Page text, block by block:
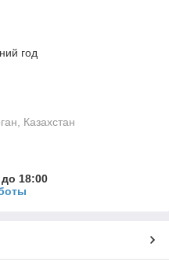
год
Казахстан
18:00